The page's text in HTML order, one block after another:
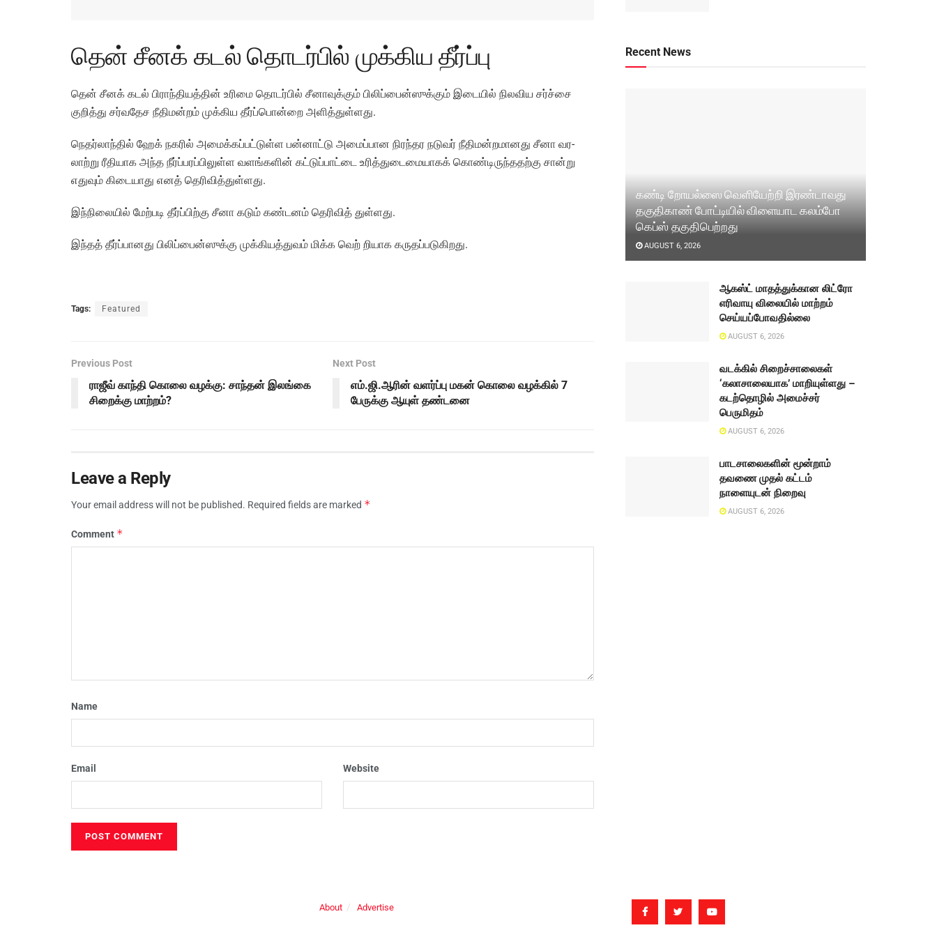
தென் சீனக் கடல் தொடர்பில் முக்­கிய தீர்ப்பு
தென் சீனக் கடல் பிராந்­தி­யத்தின் உரிமை தொடர்பில் சீனா­வுக்கும் பிலிப்­பைன்­ஸுக்கும் இடையில் நில­விய சர்ச்சை
குறித்து சர்­வ­தேச நீதி­மன்றம் முக்­கிய தீர்ப்­பொன்றை அளித்­துள்­ளது.
நெதர்­லாந்தில் ஹேக் நகரில் அமைக்­கப்­பட்­டுள்ள பன்­னாட்டு அமைப்­பான நிரந்­தர நடுவர் நீதி­மன்­ற­மா­னது சீனா வர­
லாற்று ரீதி­யாக அந்த நீர்ப்­ப­ரப்­பி­லுள்ள வளங்­களின் கட்­டுப்­பாட்டை உரித்­து­டை­மை­யாகக் கொண்­டி­ருந்­த­தற்கு சான்று
எதுவும் கிடை­யாது எனத் தெரி­வித்துள்ளது.
இந்­நி­லையில் மேற்­படி தீர்ப்­பிற்கு சீனா கடும் கண்­டனம் தெரி­வித்­ துள்ளது.
இந்தத் தீர்ப்­பா­னது பிலிப்­பைன்­ஸுக்கு முக்கியத்துவம் மிக்க வெற் றியாக கருதப்படுகிறது.
Tags: Featured
Previous Post
ராஜீவ் காந்தி கொலை வழக்கு: சாந்தன் இலங்கை
சிறைக்கு மாற்றம்?
Next Post
எம்.ஜி.ஆரின் வளர்ப்பு மகன் கொலை வழக்கில் 7
பேருக்கு ஆயுள் தண்டனை
Leave a Reply
Your email address will not be published. Required fields are marked *
Comment *
Name
Email Website
Recent News
கண்டி றோயல்ஸை வெளியேற்றி இரண்டாவது
தகுதிகாண் போட்டியில் விளையாட கலம்போ
கெப்ஸ் தகுதிபெற்றது
AUGUST 6, 2026
ஆகஸ்ட் மாதத்துக்கான லிட்ரோ
எரிவாயு விலையில் மாற்றம்
செய்யப்போவதில்லை
AUGUST 6, 2026
வடக்கில் சிறைச்சாலைகள்
‘கலாசாலையாக’ மாறியுள்ளது –
கடற்தொழில் அமைச்சர்
பெருமிதம்
AUGUST 6, 2026
பாடசாலைகளின் மூன்றாம்
தவணை முதல் கட்டம்
நாளையுடன் நிறைவு
AUGUST 6, 2026
About Advertise